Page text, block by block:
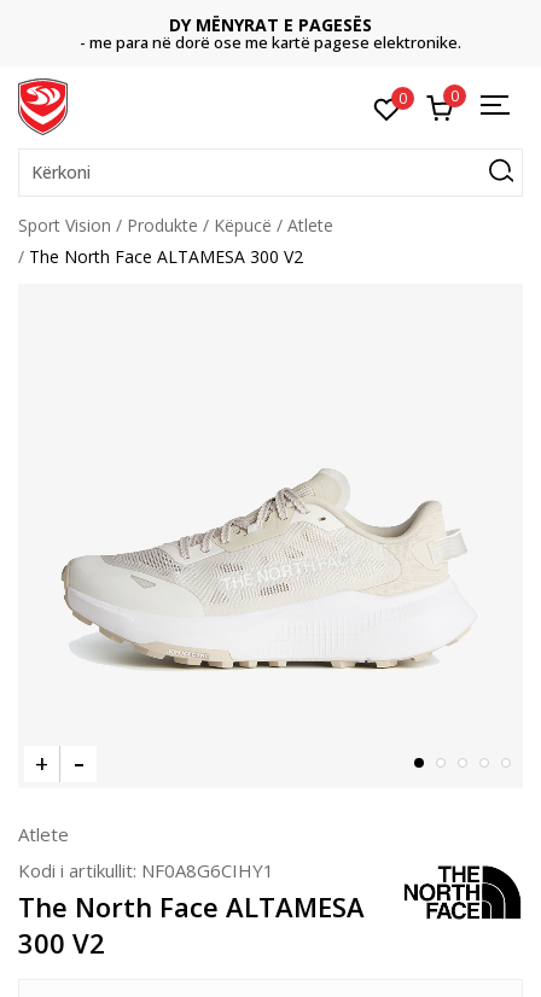
DY MËNYRAT E PAGESËS
- me para në dorë ose me kartë pagese elektronike.
0 0
Kërkoni
Sport Vision Produkte Këpucë
Atlete
The North Face ALTAMESA 300 V2
Atlete
Kodi i artikullit: NF0A8G6CIHY1
The North Face ALTAMESA
300 V2